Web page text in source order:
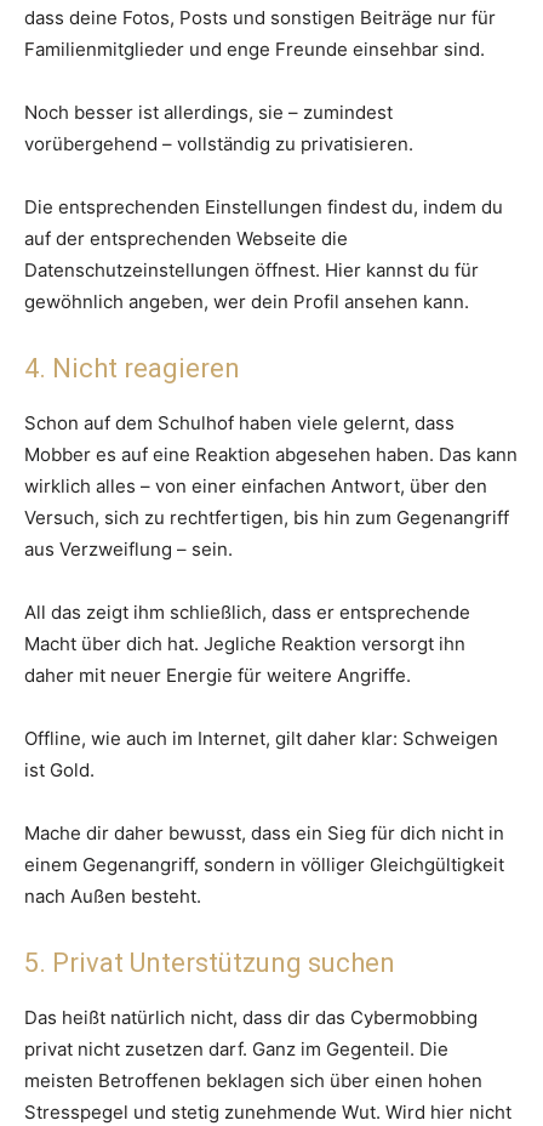
dass deine Fotos, Posts und sonstigen Beiträge nur für
Familienmitglieder und enge Freunde einsehbar sind.
Noch besser ist allerdings, sie – zumindest
vorübergehend – vollständig zu privatisieren.
Die entsprechenden Einstellungen findest du, indem du
auf der entsprechenden Webseite die
Datenschutzeinstellungen öffnest. Hier kannst du für
gewöhnlich angeben, wer dein Profil ansehen kann.
4. Nicht reagieren
Schon auf dem Schulhof haben viele gelernt, dass
Mobber es auf eine Reaktion abgesehen haben. Das kann
wirklich alles – von einer einfachen Antwort, über den
Versuch, sich zu rechtfertigen, bis hin zum Gegenangriff
aus Verzweiflung – sein.
All das zeigt ihm schließlich, dass er entsprechende
Macht über dich hat. Jegliche Reaktion versorgt ihn
daher mit neuer Energie für weitere Angriffe.
Offline, wie auch im Internet, gilt daher klar: Schweigen
ist Gold.
Mache dir daher bewusst, dass ein Sieg für dich nicht in
einem Gegenangriff, sondern in völliger Gleichgültigkeit
nach Außen besteht.
5. Privat Unterstützung suchen
Das heißt natürlich nicht, dass dir das Cybermobbing
privat nicht zusetzen darf. Ganz im Gegenteil. Die
meisten Betroffenen beklagen sich über einen hohen
Stresspegel und stetig zunehmende Wut. Wird hier nicht